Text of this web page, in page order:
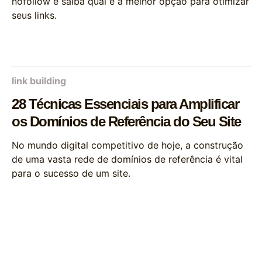
seus links.
link building
28 Técnicas Essenciais para Amplificar
os Domínios de Referência do Seu Site
No mundo digital competitivo de hoje, a construção
de uma vasta rede de domínios de referência é vital
para o sucesso de um site.